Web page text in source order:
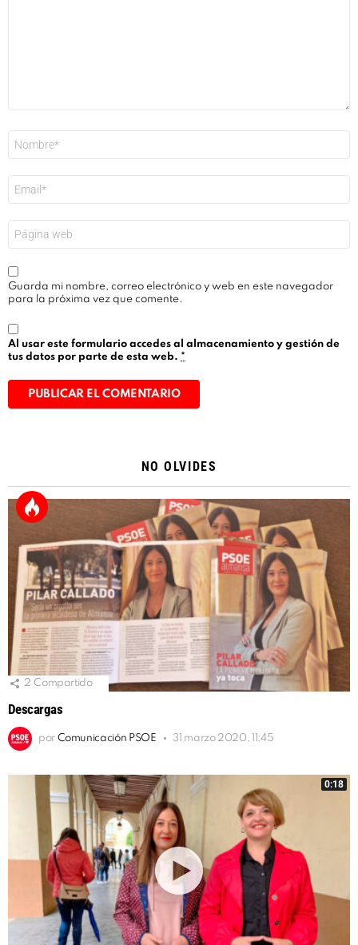
electrónico
*
Guarda mi nombre, correo electrónico y web en este navegador
para la próxima vez que comente.
Al usar este formulario accedes al almacenamiento y gestión de
tus datos por parte de esta web. *
NO OLVIDES
2 Compartido
Descargas
por Comunicación PSOE 31 marzo 2020, 11:45
0:18